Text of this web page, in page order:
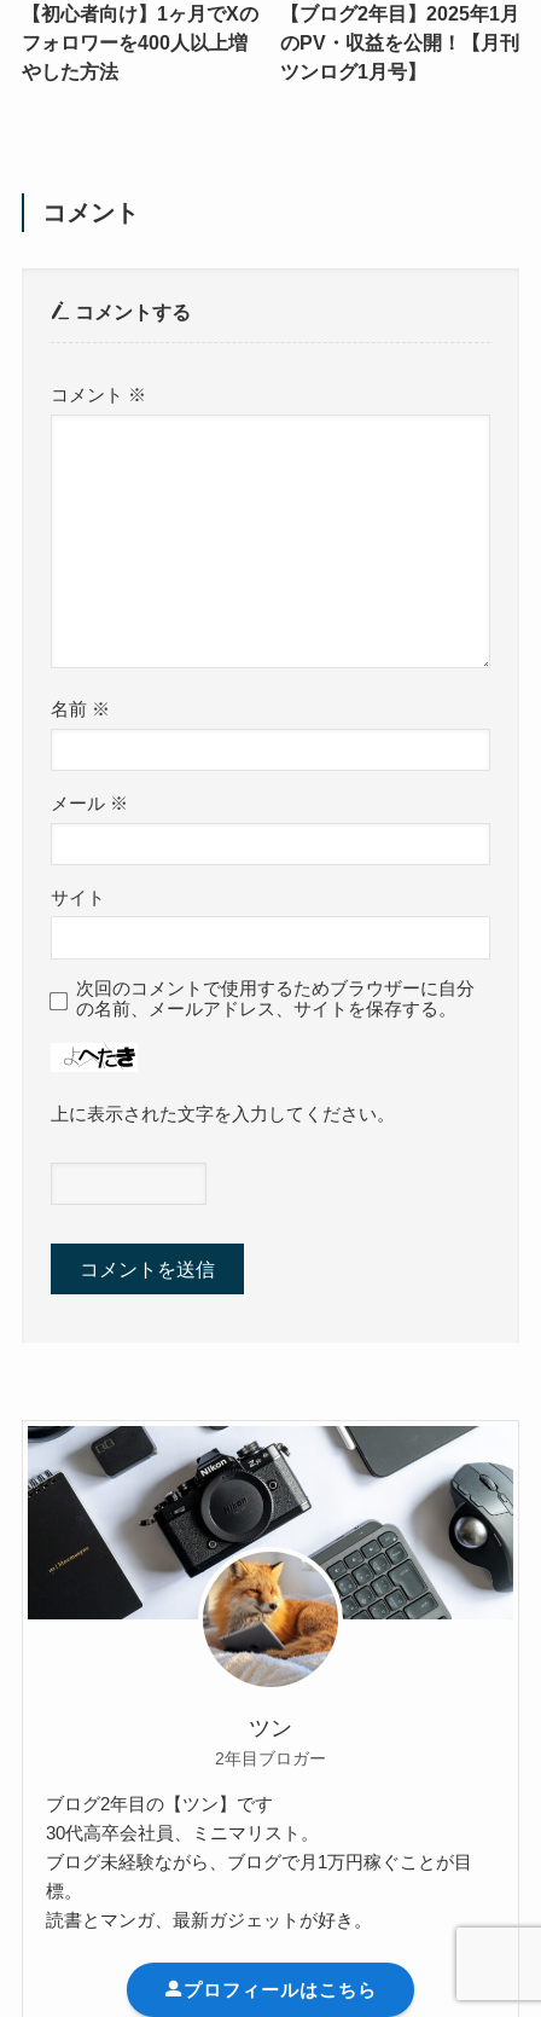
【初心者向け】1ヶ月でXの
フォロワーを400人以上増
やした方法
【ブログ2年目】2025年1月
のPV・収益を公開！【月刊
ツンログ1月号】
コメント
コメントする
コメント ※
名前 ※
メール ※
サイト
次回のコメントで使用するためブラウザーに自分
の名前、メールアドレス、サイトを保存する。
上に表示された文字を入力してください。
ツン
2年目ブロガー
ブログ2年目の【ツン】です
30代高卒会社員、ミニマリスト。
ブログ未経験ながら、ブログで月1万円稼ぐことが目
標。
読書とマンガ、最新ガジェットが好き。
プロフィールはこちら